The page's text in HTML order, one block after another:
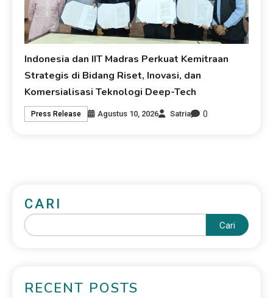
Indonesia dan IIT Madras Perkuat Kemitraan
Strategis di Bidang Riset, Inovasi, dan
Komersialisasi Teknologi Deep-Tech
Press Release Agustus 10, 2026 Satria 0
CARI
Cari
RECENT POSTS